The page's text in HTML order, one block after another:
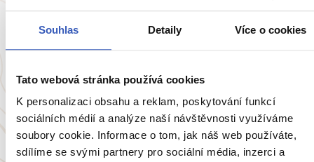
Souhlas Detaily Více o cookies
Tato webová stránka používá cookies
K personalizaci obsahu a reklam, poskytování funkcí
sociálních médií a analýze naší návštěvnosti využíváme
soubory cookie. Informace o tom, jak náš web používáte,
sdílíme se svými partnery pro sociální média, inzerci a
Zažijte 10 výškových extrémů Ekvádoru:
ledovcům
459 přečtení